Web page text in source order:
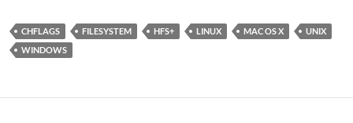
CHFLAGS FILESYSTEM HFS+ LINUX MAC OS X
UNIX
WINDOWS